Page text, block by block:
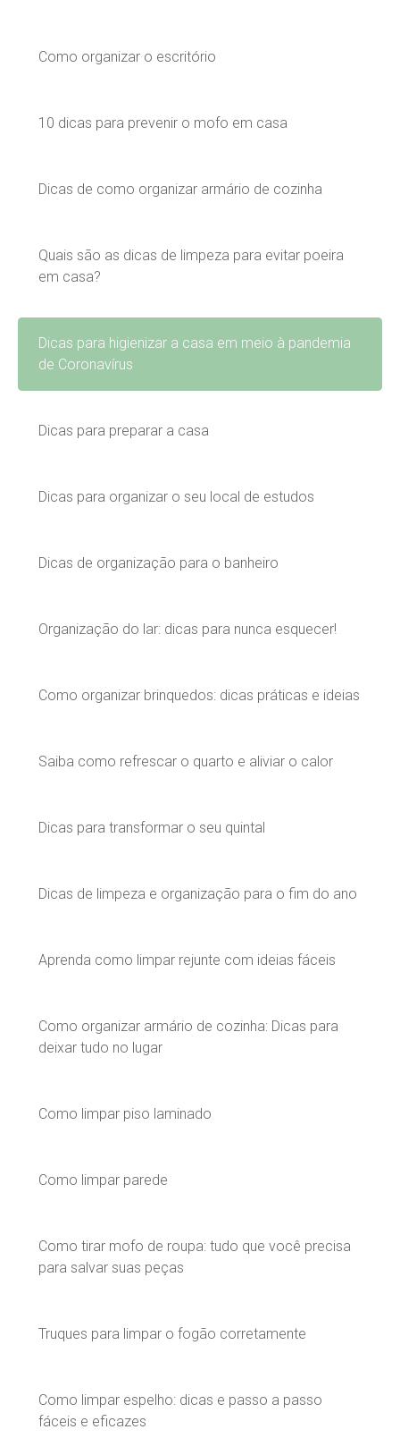
Como organizar o escritório
10 dicas para prevenir o mofo em casa
Dicas de como organizar armário de cozinha
Quais são as dicas de limpeza para evitar poeira
em casa?
Dicas para higienizar a casa em meio à pandemia
de Coronavírus
Dicas para preparar a casa
Dicas para organizar o seu local de estudos
Dicas de organização para o banheiro
Organização do lar: dicas para nunca esquecer!
Como organizar brinquedos: dicas práticas e ideias
Saiba como refrescar o quarto e aliviar o calor
Dicas para transformar o seu quintal
Dicas de limpeza e organização para o fim do ano
Aprenda como limpar rejunte com ideias fáceis
Como organizar armário de cozinha: Dicas para
deixar tudo no lugar
Como limpar piso laminado
Como limpar parede
Como tirar mofo de roupa: tudo que você precisa
para salvar suas peças
Truques para limpar o fogão corretamente
Como limpar espelho: dicas e passo a passo
fáceis e eficazes